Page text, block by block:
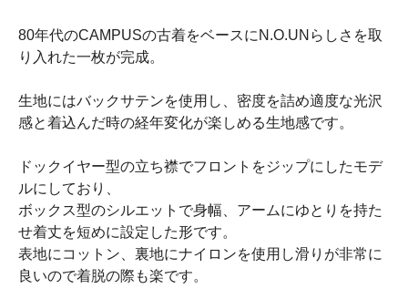
80年代のCAMPUSの古着をベースにN.O.UNらしさを取
り入れた一枚が完成。
生地にはバックサテンを使用し、密度を詰め適度な光沢
感と着込んだ時の経年変化が楽しめる生地感です。
ドックイヤー型の立ち襟でフロントをジップにしたモデ
ルにしており、
ボックス型のシルエットで身幅、アームにゆとりを持た
せ着丈を短めに設定した形です。
表地にコットン、裏地にナイロンを使用し滑りが非常に
良いので着脱の際も楽です。